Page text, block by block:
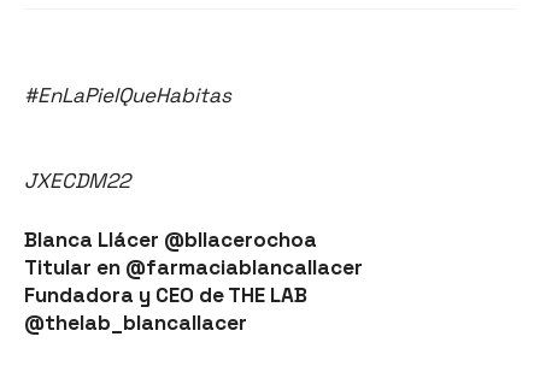
#EnLaPielQueHabitas
JXECDM22
Blanca Llácer @bllacerochoa
Titular en @farmaciablancallacer
Fundadora y CEO de THE LAB
@thelab_blancallacer